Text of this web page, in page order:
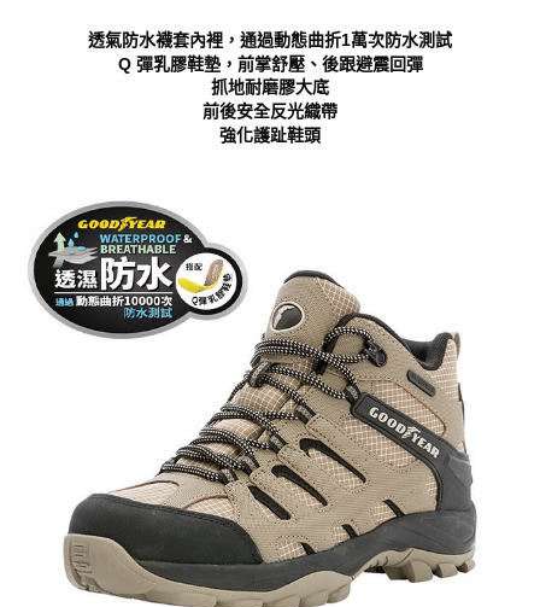
１．透過由恩沛科技股份有限公司提供之「AFTEE先享後付」服務完成之交
易，需依本服務之必要範圍內提供個人資料，並將交易相關給付款項請求債
權轉讓予恩沛科技股份有限公司。
２．關於個人資料處理事宜，請瀏覽以下網址：
「AFTEE先享後付」，若未經同意申辦者引起之損失，本公司不負相關責
任。
４．使用「AFTEE先享後付」時，將依據個別帳號之用戶狀況，依本公司即
時審查核予不同之上限額度；若仍有額度不足之情形，本公司將視審查結果
請求用戶進行身份認證。
５．嚴禁一人註冊多個帳號或使用他人資訊註冊。若發現惡意使用之情形，
恩沛科技股份有限公司將有權停止該用戶之使用額度並採取法律行動。
新竹物流宅配
每筆NT$90，滿NT$999(含以上)免運費
透氣防水襪套內裡，通過動態曲折1萬次防水測試
Q 彈乳膠鞋墊，前掌舒壓、後跟避震回彈
抓地耐磨膠大底
前後安全反光織帶
強化護趾鞋頭